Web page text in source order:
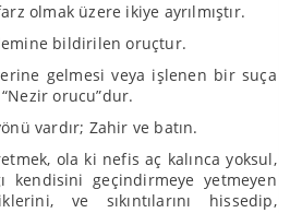
olmak üzere ikiye ayrılmıştır.
bildirilen oruçtur.
gelmesi veya işlenen bir suça
orucu”dur.
vardır; Zahir ve batın.
ola ki nefis aç kalınca yoksul,
kendisini geçindirmeye yetmeyen
ve sıkıntılarını hissedip,